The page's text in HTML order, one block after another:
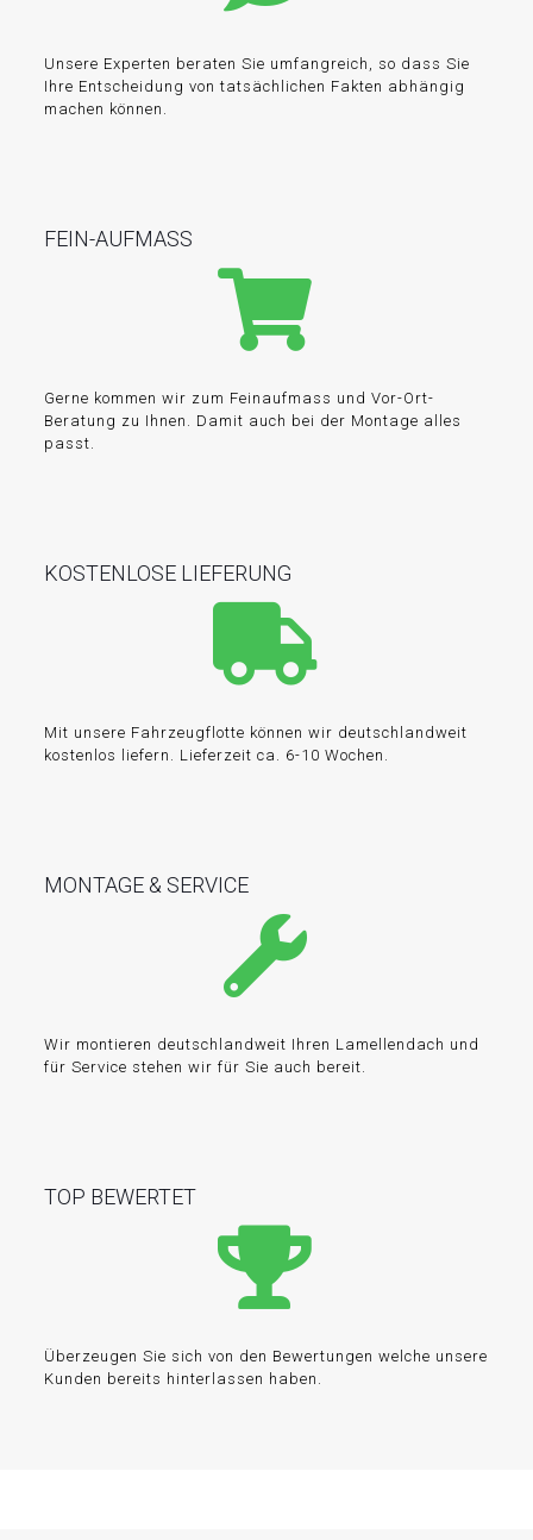
Unsere Experten beraten Sie umfangreich, so dass Sie
Ihre Entscheidung von tatsächlichen Fakten abhängig
machen können.
FEIN-AUFMASS
Gerne kommen wir zum Feinaufmass und Vor-Ort-
Beratung zu Ihnen. Damit auch bei der Montage alles
passt.
KOSTENLOSE LIEFERUNG
Mit unsere Fahrzeugflotte können wir deutschlandweit
kostenlos liefern. Lieferzeit ca. 6-10 Wochen.
MONTAGE & SERVICE
Wir montieren deutschlandweit Ihren Lamellendach und
für Service stehen wir für Sie auch bereit.
TOP BEWERTET
Überzeugen Sie sich von den Bewertungen welche unsere
Kunden bereits hinterlassen haben.